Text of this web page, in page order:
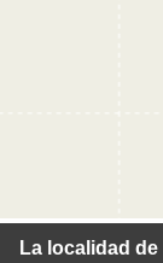
La localidad